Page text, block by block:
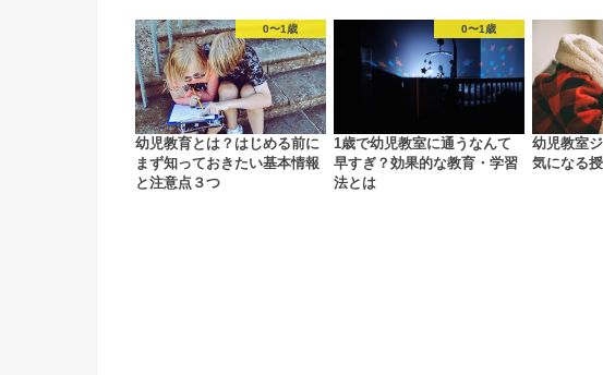
0〜1歳
幼児教育とは？はじめる前に
まず知っておきたい基本情報
と注意点３つ
0〜1歳
1歳で幼児教室に通うなんて
早すぎ？効果的な教育・学習
法とは
幼児教室
気になる